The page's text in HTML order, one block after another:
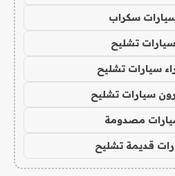
سكراب
تشليح
سيارات تشليح
سيارات تشليح
مصدومة
قديمة تشليح